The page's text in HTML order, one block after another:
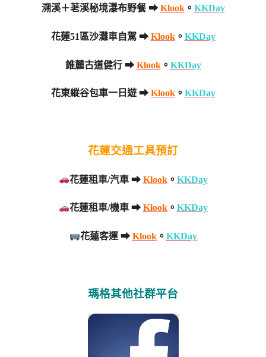
溯溪＋荖溪秘境瀑布野餐 ➡ Klook。 KKDay
花蓮51區沙灘車自駕 ➡ Klook。 KKDay
錐麓古道健行 ➡ Klook。 KKDay
花東縱谷包車一日遊 ➡ Klook。 KKDay
花蓮交通工具預訂
花蓮租車/汽車 ➡ Klook。 KKDay
花蓮租車/機車 ➡ Klook。 KKDay
花蓮客運 ➡ Klook。 KKDay
瑪格其他社群平台